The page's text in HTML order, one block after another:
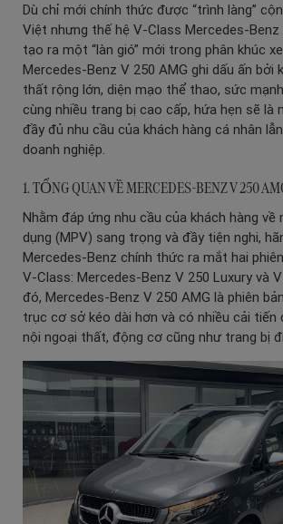
Dù chỉ mới chính thức được “trình làng”
Việt nhưng thế hệ V-Class Mercedes-Benz
tạo ra một “làn gió” mới trong phân khúc
Mercedes-Benz V 250 AMG ghi dấu ấn bởi
thất rộng lớn, diện mạo thể thao, sức
cùng nhiều trang bị cao cấp, hứa hẹn sẽ là
đầy đủ nhu cầu của khách hàng cá nhân
doanh nghiệp.
1. TỔNG QUAN VỀ MERCEDES-BENZ V 250
Nhằm đáp ứng nhu cầu của khách hàng về
dụng (MPV) sang trọng và đầy tiện nghi,
Mercedes-Benz chính thức ra mắt hai
V-Class: Mercedes-Benz V 250 Luxury và
đó, Mercedes-Benz V 250 AMG là phiên
trục cơ sở kéo dài hơn và có nhiều cải tiến
nội ngoại thất, động cơ cũng như trang bị